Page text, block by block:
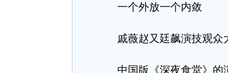
一个外放一个内敛
戚薇赵又廷飙演技观众
中国版《深夜食堂》的演